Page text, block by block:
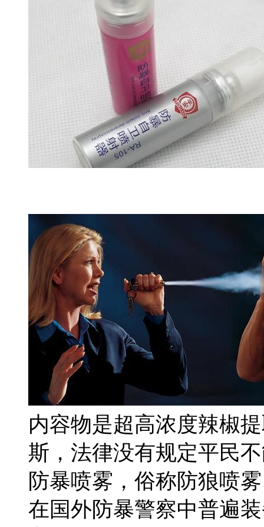
内容物是超高浓度辣椒
斯，法律没有规定平民
防暴喷雾，俗称防狼喷
在国外防暴警察中普遍